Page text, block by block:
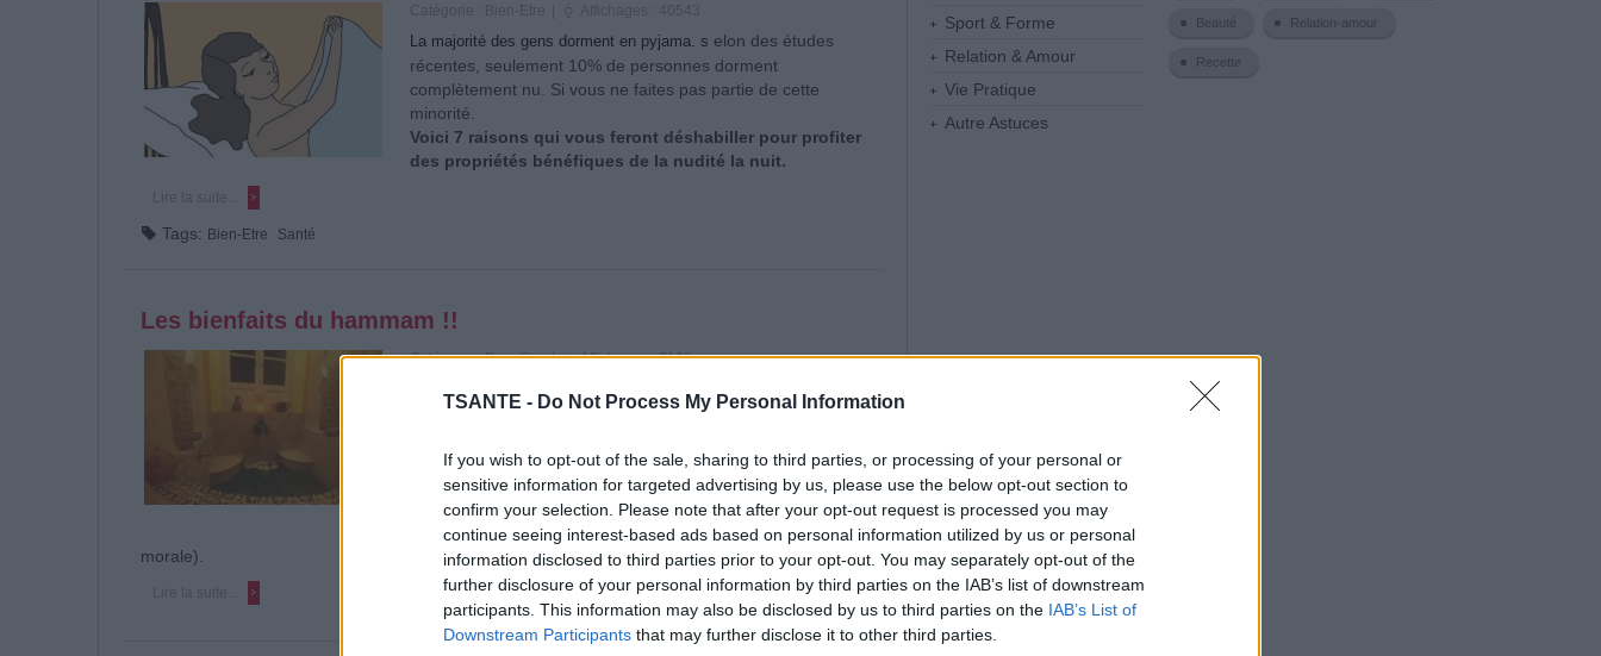
TSANTE - Do Not Process My Personal Information
If you wish to opt-out of the sale, sharing to third parties, or processing of your personal or
sensitive information for targeted advertising by us, please use the below opt-out section to
confirm your selection. Please note that after your opt-out request is processed you may
continue seeing interest-based ads based on personal information utilized by us or personal
information disclosed to third parties prior to your opt-out. You may separately opt-out of the
further disclosure of your personal information by third parties on the IAB’s list of downstream
participants. This information may also be disclosed by us to third parties on the IAB’s List of
Downstream Participants that may further disclose it to other third parties.
La majorité des gens dorment en pyjama. s elon des études
récentes, seulement 10% de personnes dorment
complètement nu. Si vous ne faites pas partie de cette
minorité.
Voici 7 raisons qui vous feront déshabiller pour profiter
des propriétés bénéfiques de la nudité la nuit.
Tags: Bien-Etre Santé
Les bienfaits du hammam !!
Catégorie :Bien-Etre | Affichages : 7169
hammam ou « bain turc » repose sur le principe de l’action
l’endroit où il se pratique (à domicile ou dans un institut
spécialisé), les bienfaits qu’il engendre sont les mêmes. Ainsi,
bon nombre de thérapeutes recommandent ce procédé qui
semble résoudre certains problèmes de santé (somatique ou
morale).
Sport & Forme
Relation & Amour
Vie Pratique
Autre Astuces
Beauté Relation-amour
Recette